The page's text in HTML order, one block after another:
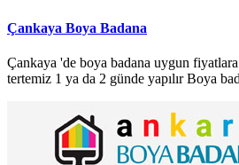
Çankaya Boya Badana
Çankaya 'de boya badana uygun
tertemiz 1 ya da 2 günde yapılır Boya